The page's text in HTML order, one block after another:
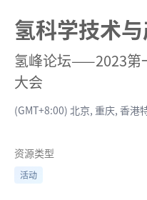
氢科学技术
氢峰论坛——2023第
大会
(GMT+8:00) 北京, 重庆, 香港
资源类型
活动